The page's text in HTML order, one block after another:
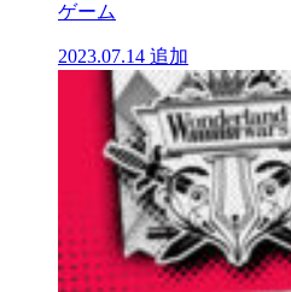
ゲーム
2023.07.14 追加